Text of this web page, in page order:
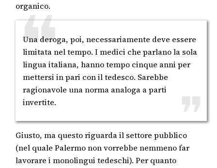
organico.
Una deroga, poi, necessariamente deve essere
limitata nel tempo. I medici che parlano la sola
lingua italiana, hanno tempo cinque anni per
mettersi in pari con il tedesco. Sarebbe
ragionavole una norma analoga a parti
invertite.
Giusto, ma questo riguarda il settore pubblico
(nel quale Palermo non vorrebbe nemmeno far
lavorare i monolingui tedeschi). Per quanto